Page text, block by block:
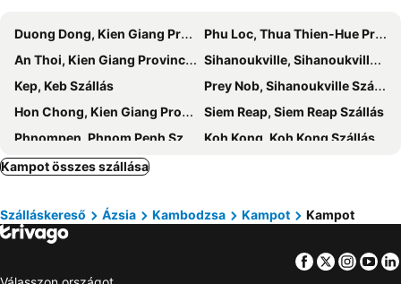
Duong Dong, Kien Giang Province Szállás
Phu Loc, Thua Thien-Hue Province Szállás
An Thoi, Kien Giang Province Szállás
Sihanoukville, Sihanoukville Szállás
Kep, Keb Szállás
Prey Nob, Sihanoukville Szállás
Hon Chong, Kien Giang Province Szállás
Siem Reap, Siem Reap Szállás
Phnompen, Phnom Penh Szállás
Koh Kong, Koh Kong Szállás
Sen Monorom, Mondul Kiri Szállás
Kampot összes szállása
Szálláskereső Ázsia Kambodzsa Kampot Kampot
Facebook
Twitter